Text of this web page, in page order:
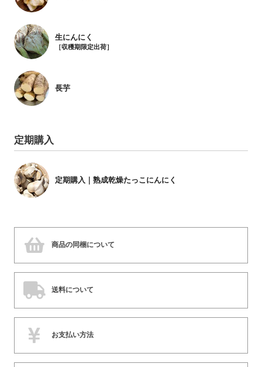
生にんにく
［収穫期限定出荷］
長芋
定期購入
定期購入｜熟成乾燥たっこにんにく
商品の同梱について
送料について
お支払い方法